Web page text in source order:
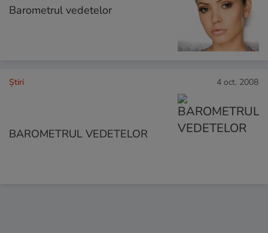
Barometrul vedetelor
Ştiri 4 oct. 2008
BAROMETRUL VEDETELOR